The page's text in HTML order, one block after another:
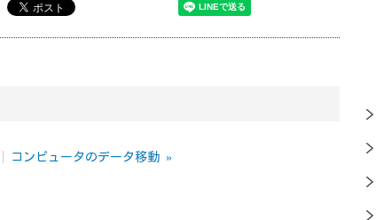
コンピュータのデータ移動 »